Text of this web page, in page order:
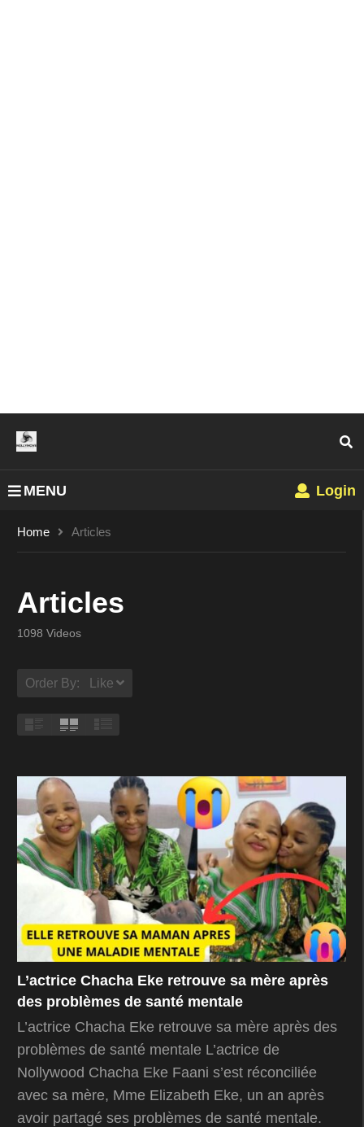
MENU Login
Home Articles
Articles
1098 Videos
Order By: Like
L’actrice Chacha Eke retrouve sa mère après
des problèmes de santé mentale
L’actrice Chacha Eke retrouve sa mère après des
problèmes de santé mentale L’actrice de
Nollywood Chacha Eke Faani s’est réconciliée
avec sa mère, Mme Elizabeth Eke, un an après
avoir partagé ses problèmes de santé mentale.